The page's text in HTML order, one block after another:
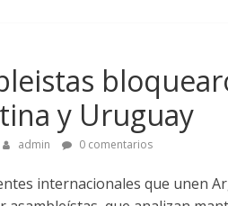
y Uruguay
admin 0 comentarios
internacionales que unen